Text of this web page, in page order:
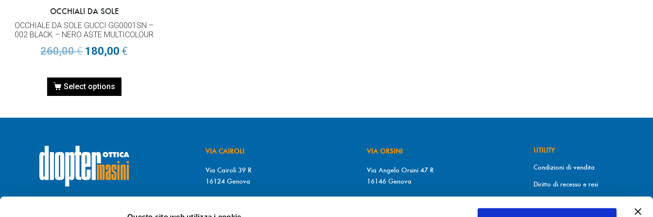
OCCHIALI DA SOLE
OCCHIALE DA SOLE GUCCI GG0001SN –
002 BLACK – NERO ASTE MULTICOLOUR
260,00€ 180,00€
Select options
VIA CAIROLI
Via Cairoli 39 R
16124 Genova
VIA ORSINI
Via Angelo Orsini 47 R
16146 Genova
UTILITY
Condizioni di vendita
Diritto di recesso e resi